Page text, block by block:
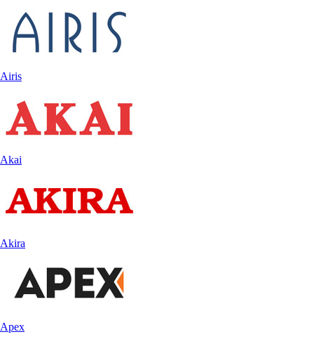
Airis
Akai
Akira
Apex